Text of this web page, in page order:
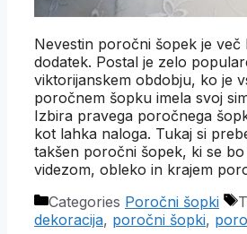
Nevestin poročni šopek je več
dodatek. Postal je zelo
viktorijanskem obdobju, ko je
poročnem šopku imela svoj
Izbira pravega poročnega
kot lahka naloga. Tukaj si
takšen poročni šopek, ki se
videzom, obleko in krajem
Categories Poročni šopki
dekoracija, poročni šopki,